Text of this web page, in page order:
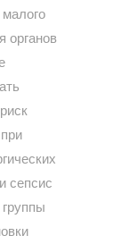
органов
сепсис